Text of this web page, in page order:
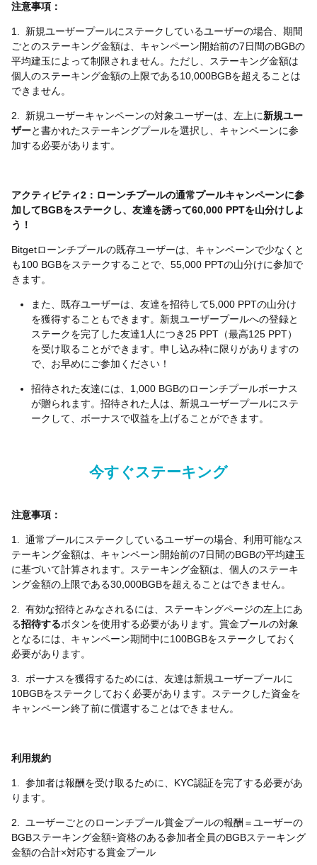
注意事項：
1.
新規ユーザープールにステークしているユーザーの場合、期間
ごとのステーキング金額は、キャンペーン開始前の7日間のBGBの
平均建玉によって制限されません。ただし、ステーキング金額は
個人のステーキング金額の上限である10,000BGBを超えることは
できません。
2. 新規ユーザーキャンペーンの対象ユーザーは、左上に新規ユー
ザーと書かれたステーキングプールを選択し、キャンペーンに参
加する必要があります。
アクティビティ2 ：ローンチプールの通常プールキャンペーンに参
加してBGBをステークし、友達を誘って60,000 PPTを山分けしよ
う！
Bitgetローンチプールの既存ユーザーは、キャンペーンで少なくと
も100 BGBをステークすることで、 55,000 PPTの山分けに参加で
きます。
また、既存ユーザーは、友達を招待して5,000 PPTの山分け
を獲得することもできます。新規ユーザープールへの登録と
ステークを完了した友達1人につき25 PPT （最高125 PPT）
を受け取ることができます。申し込み枠に限りがありますの
で、お早めにご参加ください！
招待された友達には、 1,000 BGBのローンチプールボーナス
が贈られます。招待された人は、新規ユーザープールにステ
ークして、ボーナスで収益を上げることができます。
今すぐステーキング
注意事項：
1. 通常プールにステークしているユーザーの場合、利用可能なス
テーキング金額は、キャンペーン開始前の7日間のBGBの平均建玉
に基づいて計算されます。ステーキング金額は、個人のステーキ
ング金額の上限である30,000BGBを超えることはできません。
2. 有効な招待とみなされるには、ステーキングページの左上にあ
る招待するボタンを使用する必要があります。賞金プールの対象
となるには、キャンペーン期間中に100BGBをステークしておく
必要があります。
3. ボーナスを獲得するためには、友達は新規ユーザープールに
10BGBをステークしておく必要があります。ステークした資金を
キャンペーン終了前に償還することはできません。
利用規約
1. 参加者は報酬を受け取るために、 KYC認証を完了する必要があ
ります。
2. ユーザーごとのローンチプール賞金プールの報酬＝ユーザーの
BGBステーキング金額÷資格のある参加者全員のBGBステーキング
金額の合計×対応する賞金プール